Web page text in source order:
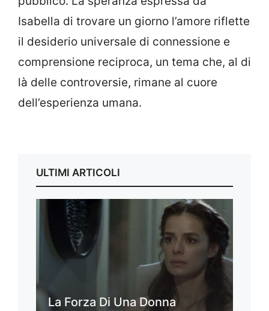
Isabella di trovare un giorno l’amore riflette
il desiderio universale di connessione e
comprensione reciproca, un tema che, al di
là delle controversie, rimane al cuore
dell’esperienza umana.
ULTIMI ARTICOLI
La Forza Di Una Donna